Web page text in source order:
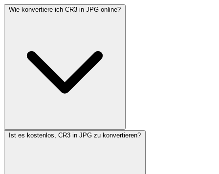
Wie konvertiere ich CR3 in JPG online?
Ist es kostenlos, CR3 in JPG zu konvertieren?